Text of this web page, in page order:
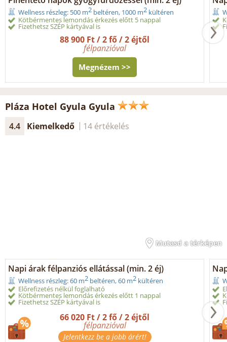
Wellness részleg: 500 m2 beltéren, 1000 m2 kültéren
Kötbérmentes lemondás érkezés előtt 5 nappal
Fizethetsz SZÉP kártyával is
88 900 Ft / 2 fő / 2 éjtől
félpanzióval
Megnézem >>
Pláza Hotel Gyula Gyula
4.4 Kiemelkedő 14 értékelés
Mutasd a térképen
Napi árak félpanziós ellátással (min. 2 éj)
Wellness részleg: 60 m2 beltéren, 60 m2 kültéren
Előrefizetés nélkül foglalható
Kötbérmentes lemondás érkezés előtt 1 nappal
Fizethetsz SZÉP kártyával is
66 020 Ft / 2 fő / 2 éjtől
félpanzióval
Jelentkezz be a jobb árért!